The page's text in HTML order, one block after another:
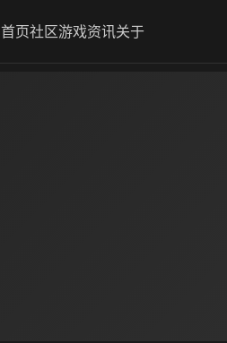
首页社区游戏资讯关于